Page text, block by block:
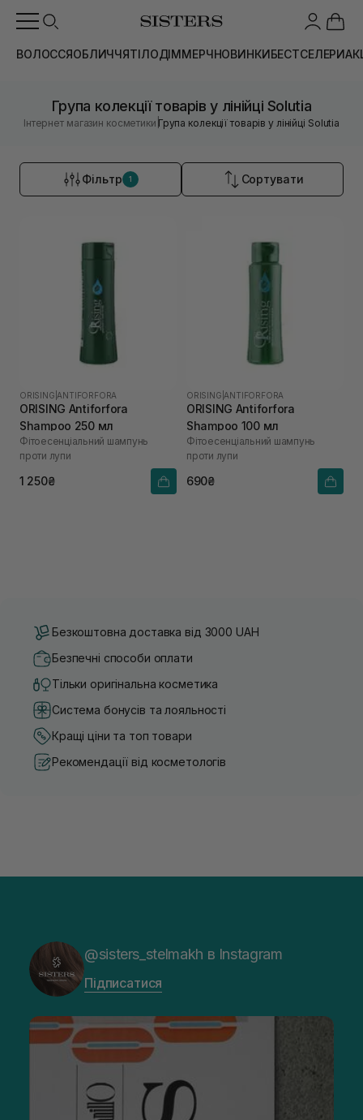
ВОЛОССЯОБЛИЧЧЯТІЛОДІММЕРЧНОВИНКИБЕСТСЕЛЕРИ
Група колекції товарів у лінійці Solutia
Інтернет магазин косметики |Група колекції товарів у лінійці Solutia
Фільтр 1 Сортувати
ORISING ANTIFORFORA
ORISING Antiforfora
Shampoo 250 мл
Фітоесенціальний шампунь
проти лупи
1 250₴
ORISING ANTIFORFORA
ORISING Antiforfora
Shampoo 100 мл
Фітоесенціальний шампунь
проти лупи
690₴
Безкоштовна доставка від 3000 UAH
Безпечні способи оплати
Тільки оригінальна косметика
Система бонусів та лояльності
Кращі ціни та топ товари
Рекомендації від косметологів
@sisters_stelmakh в Instagram
Підписатися